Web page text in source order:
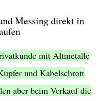
Messing direkt in
mit Altmetalle
und Kabelschrott
aber beim Verkauf die